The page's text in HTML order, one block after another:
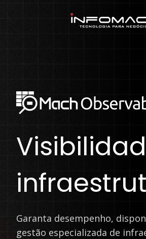
Garanta desempenho,
gestão especializada de